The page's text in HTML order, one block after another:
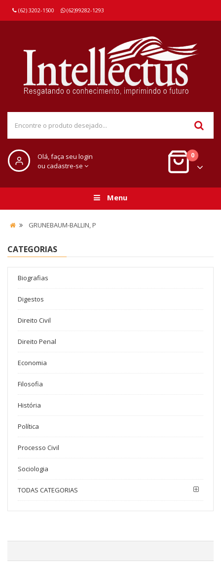
(62) 3202-1500 (62)99282-1293
Olá, faça seu login
ou cadastre-se
0
Menu
GRUNEBAUM-BALLIN, P
CATEGORIAS
Biografias
Digestos
Direito Civil
Direito Penal
Economia
Filosofia
História
Política
Processo Civil
Sociologia
TODAS CATEGORIAS